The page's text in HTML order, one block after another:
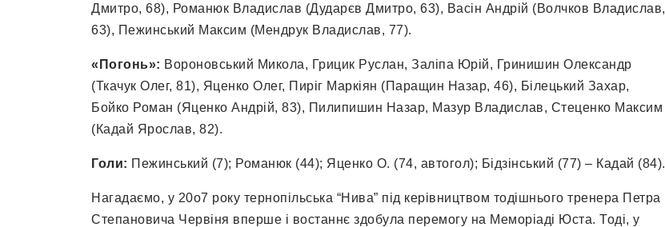
Дмитро, 68), Романюк Владислав (Дударєв Дмитро, 63), Васін Андрій (Волчков Владислав,
63), Пежинський Максим (Мендрук Владислав, 77).
«Погонь»: Вороновський Микола, Грицик Руслан, Заліпа Юрій, Гринишин Олександр
(Ткачук Олег, 81), Яценко Олег, Пиріг Маркіян (Паращин Назар, 46), Білецький Захар,
Бойко Роман (Яценко Андрій, 83), Пилипишин Назар, Мазур Владислав, Стеценко Максим
(Кадай Ярослав, 82).
Голи: Пежинський (7); Романюк (44); Яценко О. (74, автогол); Бідзінський (77) – Кадай (84).
Нагадаємо, у 20о7 року тернопільська “Нива” під керівництвом тодішнього тренера Петра
Степановича Червіня вперше і востаннє здобула перемогу на Меморіаді Юста. Тоді, у